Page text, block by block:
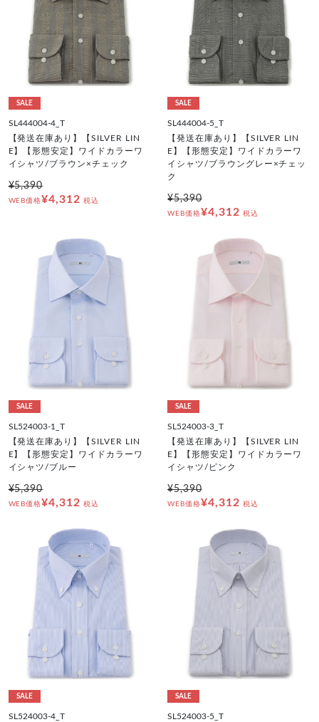
SALE
SL444004-4_T
【発送在庫あり】【SILVER LIN
E】【形態安定】ワイドカラーワ
イシャツ/ブラウン×チェック
¥5,390
WEB価格¥4,312 税込
SALE
SL444004-5_T
【発送在庫あり】【SILVER LIN
E】【形態安定】ワイドカラーワ
イシャツ/ブラウングレー×チェッ
ク
¥5,390
WEB価格¥4,312 税込
SALE
SL524003-1_T
【発送在庫あり】【SILVER LIN
E】【形態安定】ワイドカラーワ
イシャツ/ブルー
¥5,390
WEB価格¥4,312 税込
SALE
SL524003-3_T
【発送在庫あり】【SILVER LIN
E】【形態安定】ワイドカラーワ
イシャツ/ピンク
¥5,390
WEB価格¥4,312 税込
SALE
SL524003-4_T
SALE
SL524003-5_T